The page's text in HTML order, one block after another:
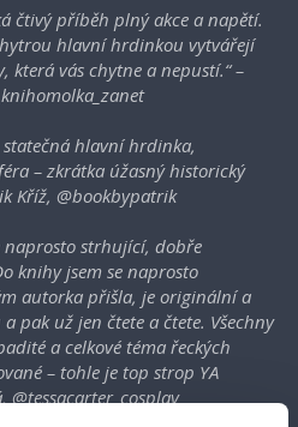
čtivý příběh plný akce a napětí.
hlavní hrdinkou vytvářejí
vás chytne a nepustí.“ –
hlavní hrdinka,
– zkrátka úžasný historický
Kříž, @bookbypatrik
naprosto strhující, dobře
knihy jsem se naprosto
autorka přišla, je originální a
pak už jen čtete a čtete. Všechny
a celkové téma řeckých
– tohle je top strop YA
@tessacarter_cosplay